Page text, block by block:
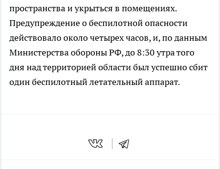
пространства и укрыться в помещениях.
Предупреждение о беспилотной опасности
действовало около четырех часов, и, по данным
Министерства обороны РФ, до 8:30 утра того
дня над территорией области был успешно сбит
один беспилотный летательный аппарат.